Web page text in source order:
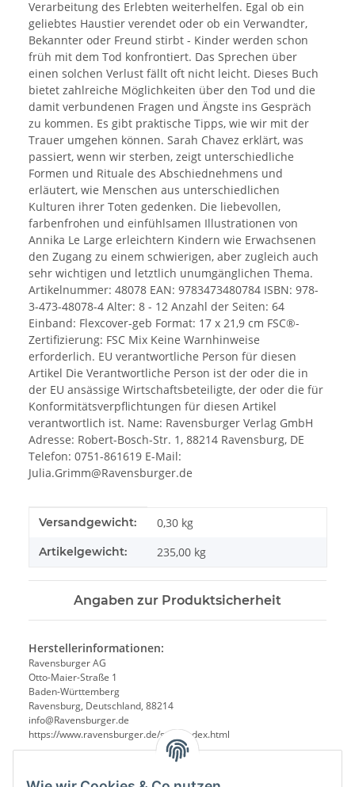
Verarbeitung des Erlebten weiterhelfen. Egal ob ein
geliebtes Haustier verendet oder ob ein Verwandter,
Bekannter oder Freund stirbt - Kinder werden schon
früh mit dem Tod konfrontiert. Das Sprechen über
einen solchen Verlust fällt oft nicht leicht. Dieses Buch
bietet zahlreiche Möglichkeiten über den Tod und die
damit verbundenen Fragen und Ängste ins Gespräch
zu kommen. Es gibt praktische Tipps, wie wir mit der
Trauer umgehen können. Sarah Chavez erklärt, was
passiert, wenn wir sterben, zeigt unterschiedliche
Formen und Rituale des Abschiednehmens und
erläutert, wie Menschen aus unterschiedlichen
Kulturen ihrer Toten gedenken. Die liebevollen,
farbenfrohen und einfühlsamen Illustrationen von
Annika Le Large erleichtern Kindern wie Erwachsenen
den Zugang zu einem schwierigen, aber zugleich auch
sehr wichtigen und letztlich unumgänglichen Thema.
Artikelnummer: 48078 EAN: 9783473480784 ISBN: 978-
3-473-48078-4 Alter: 8 - 12 Anzahl der Seiten: 64
Einband: Flexcover-geb Format: 17 x 21,9 cm FSC®-
Zertifizierung: FSC Mix Keine Warnhinweise
erforderlich. EU verantwortliche Person für diesen
Artikel Die Verantwortliche Person ist der oder die in
der EU ansässige Wirtschaftsbeteiligte, der oder die für
Konformitätsverpflichtungen für diesen Artikel
verantwortlich ist. Name: Ravensburger Verlag GmbH
Adresse: Robert-Bosch-Str. 1, 88214 Ravensburg, DE
Telefon: 0751-861619 E-Mail:
Julia.Grimm@Ravensburger.de
Produkteigenschaft
Wert
Versandgewicht: 0,30 kg
Artikelgewicht: 235,00 kg
Angaben zur Produktsicherheit
Herstellerinformationen:
Ravensburger AG
Otto-Maier-Straße 1
Baden-Württemberg
Ravensburg, Deutschland, 88214
info@Ravensburger.de
https://www.ravensburger.de/start/index.html